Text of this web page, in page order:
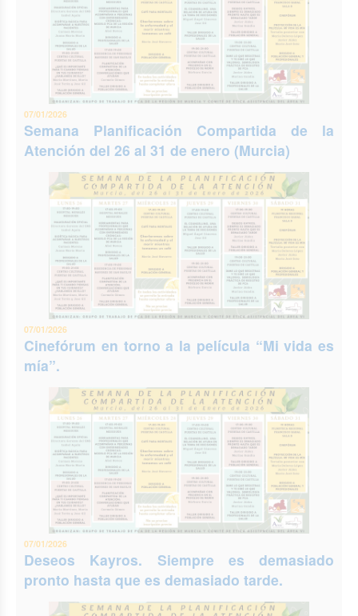
07/01/2026
Semana Planificación Compartida de la
Atención del 26 al 31 de enero (Murcia)
07/01/2026
Cinefórum en torno a la película “Mi vida es
mía”.
07/01/2026
Deseos Kayros. Siempre es demasiado
pronto hasta que es demasiado tarde.